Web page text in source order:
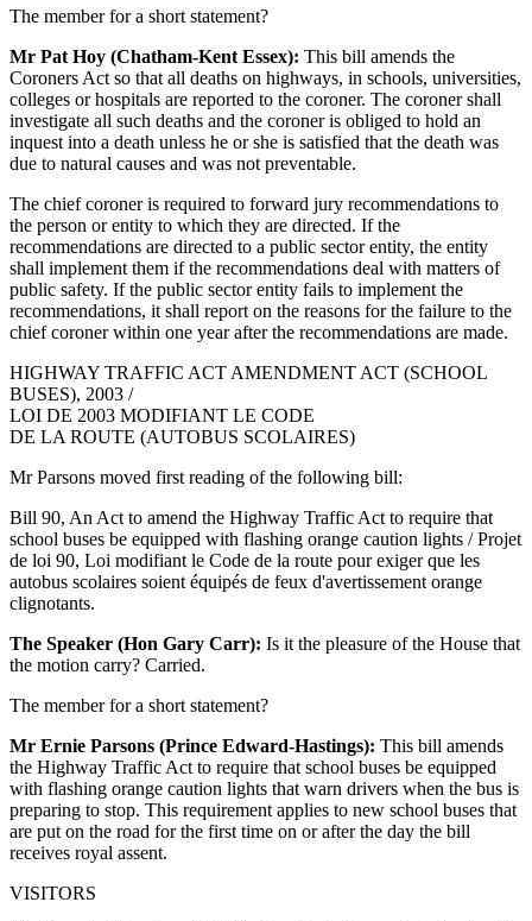
The member for a short statement?
Mr Pat Hoy (Chatham-Kent Essex): This bill amends the
Coroners Act so that all deaths on highways, in schools, universities,
colleges or hospitals are reported to the coroner. The coroner shall
investigate all such deaths and the coroner is obliged to hold an
inquest into a death unless he or she is satisfied that the death was
due to natural causes and was not preventable.
The chief coroner is required to forward jury recommendations to
the person or entity to which they are directed. If the
recommendations are directed to a public sector entity, the entity
shall implement them if the recommendations deal with matters of
public safety. If the public sector entity fails to implement the
recommendations, it shall report on the reasons for the failure to the
chief coroner within one year after the recommendations are made.
HIGHWAY TRAFFIC ACT AMENDMENT ACT (SCHOOL
BUSES), 2003 /
LOI DE 2003 MODIFIANT LE CODE
DE LA ROUTE (AUTOBUS SCOLAIRES)
Mr Parsons moved first reading of the following bill:
Bill 90, An Act to amend the Highway Traffic Act to require that
school buses be equipped with flashing orange caution lights / Projet
de loi 90, Loi modifiant le Code de la route pour exiger que les
autobus scolaires soient équipés de feux d'avertissement orange
clignotants.
The Speaker (Hon Gary Carr): Is it the pleasure of the House that
the motion carry? Carried.
The member for a short statement?
Mr Ernie Parsons (Prince Edward-Hastings): This bill amends
the Highway Traffic Act to require that school buses be equipped
with flashing orange caution lights that warn drivers when the bus is
preparing to stop. This requirement applies to new school buses that
are put on the road for the first time on or after the day the bill
receives royal assent.
VISITORS